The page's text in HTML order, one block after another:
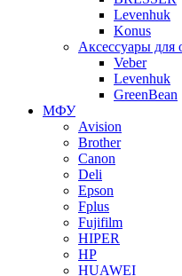
Levenhuk
Konus
Аксессуары для
Veber
Levenhuk
GreenBean
МФУ
Avision
Brother
Canon
Deli
Epson
Fplus
Fujifilm
HIPER
HP
HUAWEI